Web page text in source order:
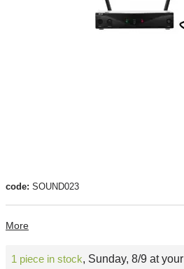
code: SOUND023
More
1 piece in stock, Sunday, 8/9 at your